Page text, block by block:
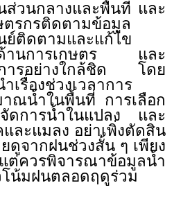
ส่วนกลางและพื้นที่ และ
ตรกรติดตามข้อมูล
ย์ติดตามและแก้ไข
านการเกษตร และ
การอย่างใกล้ชิด โดย
เรื่องช่วงเวลาการ
าณน้ำในพื้นที่ การเลือก
การน้ำในแปลง และ
ละแมลง อย่าเพิ่งตัดสิน
ดูจากฝนช่วงสั้น ๆ เพียง
ควรพิจารณาข้อมูลน้ำ
น้มฝนตลอดฤดูร่วม